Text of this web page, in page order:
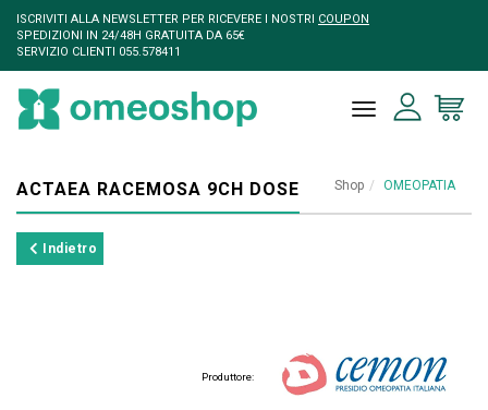
ISCRIVITI ALLA NEWSLETTER PER RICEVERE I NOSTRI COUPON
SPEDIZIONI IN 24/48H GRATUITA DA 65€
SERVIZIO CLIENTI 055.578411
toggle
Shop OMEOPATIA
ACTAEA RACEMOSA 9CH DOSE
Indietro
Produttore: